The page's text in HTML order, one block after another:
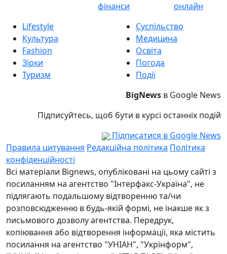
фінанси
онлайн
Lifestyle
Культура
Fashion
Зірки
Туризм
Суспільство
Медицина
Освіта
Погода
Події
BigNews в Google News
Підписуйтесь, щоб бути в курсі останніх подій
Підписатися в Google News
Правила цитування Редакційна політика Політика
конфіденційності
Всі матеріали Bignews, опубліковані на цьому сайті з
посиланням на агентство "Інтерфакс-Україна", не
підлягають подальшому відтворенню та/чи
розповсюдженню в будь-якій формі, не інакше як з
письмового дозволу агентства. Передрук,
копіювання або відтворення інформації, яка містить
посилання на агентство "УНІАН", "Укрінформ",